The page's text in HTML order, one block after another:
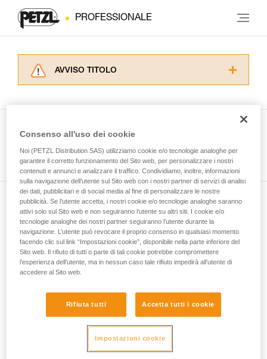
PROFESSIONALE
AVVISO TITOLO
La padronanza di queste tecniche richiede una
formazione ed un addestramento specifico.
Verificate con un professionista la vostra
capacità di rifare la manovra, da soli, in piena
sicurezza, prima di riprodurla autonomamente.
Forniamo esempi di tecniche relative alla vostra
attività. Ne possono esistere altre che non
vengono qui descritte.
Guarda tutti i consigli tecnici
Iscriviti alla newsletter
e rimani connesso alle nostre novità
E-mail *
Consenso all'uso dei cookie
Noi (PETZL Distribution SAS) utilizziamo cookie e/o tecnologie analoghe per
garantire il corretto funzionamento del Sito web, per personalizzare i nostri
contenuti e annunci e analizzare il traffico. Condividiamo, inoltre, informazioni
sulla navigazione dell’utente sul Sito web con i nostri partner di servizi di analisi
dei dati, pubblicitari e di social media al fine di personalizzare le nostre
pubblicità. Se l’utente accetta, i nostri cookie e/o tecnologie analoghe saranno
attivi solo sul Sito web e non seguiranno l’utente su altri siti. I cookie e/o
tecnologie analoghe dei nostri partner seguiranno l’utente durante la
navigazione. L’utente può revocare il proprio consenso in qualsiasi momento
facendo clic sul link “Impostazioni cookie”, disponibile nella parte inferiore del
Sito web. Il rifiuto di tutti o parte di tali cookie potrebbe compromettere
l’esperienza dell’utente, ma in nessun caso tale rifiuto impedirà all’utente di
accedere al Sito web.
Rifiuta tutti Accetta tutti i cookie
Impostazioni cookie